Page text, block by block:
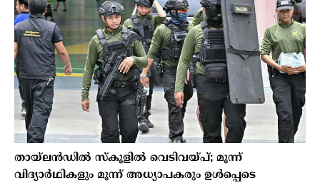
തായ്ലന്‍ഡില്‍ സ്‌കൂളില്‍ വെടിവയ്പ്; മൂന്ന്
വിദ്യാര്‍ഥികളും മൂന്ന് അധ്യാപകരും ഉള്‍പ്പെടെ